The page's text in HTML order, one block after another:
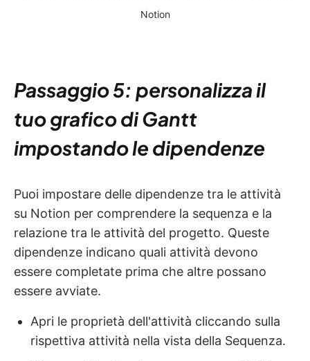
Notion
Passaggio 5: personalizza il
tuo grafico di Gantt
impostando le dipendenze
Puoi impostare delle dipendenze tra le attività
su Notion per comprendere la sequenza e la
relazione tra le attività del progetto. Queste
dipendenze indicano quali attività devono
essere completate prima che altre possano
essere avviate.
Apri le proprietà dell'attività cliccando sulla
rispettiva attività nella vista della Sequenza.